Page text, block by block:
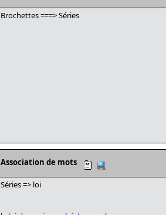
Brochettes ===> Séries
Association de mots
Séries => loi